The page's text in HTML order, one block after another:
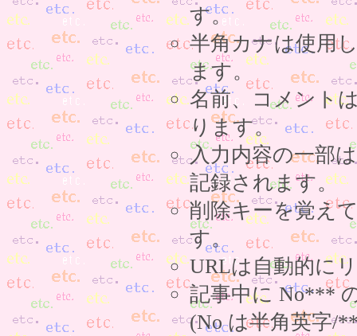
す。
半角カナは使用
ます。
名前、コメント
ります。
入力内容の一部
記録されます。
削除キーを覚え
す。
URLは自動的に
記事中に No***
(No は半角英字/